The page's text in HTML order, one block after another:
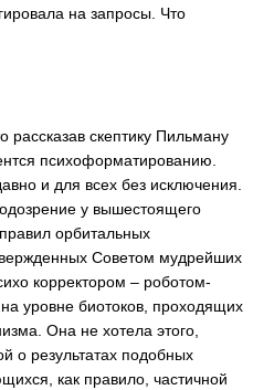
на запросы. Что
рассказав скептику Пильману
психоформатированию.
и для всех без исключения.
у вышестоящего
орбитальных
Советом мудрейших
корректором – роботом-
уровне биотоков, проходящих
Она не хотела этого,
о результатах подобных
как правило, частичной